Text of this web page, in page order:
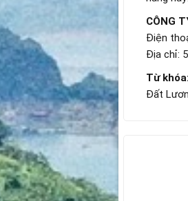
CÔNG
Điện
Địa chỉ:
Từ khóa:
Đất